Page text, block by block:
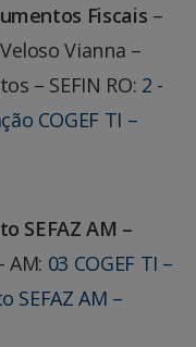
Fiscais –
Vianna –
– SEFIN RO: 2 -
COGEF TI –
SEFAZ AM –
AM: 03 COGEF TI –
SEFAZ AM –